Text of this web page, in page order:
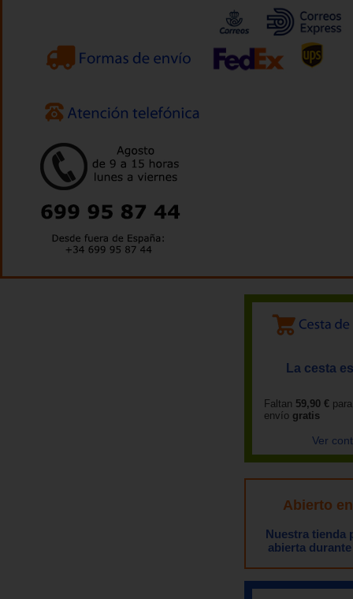
La cesta
Faltan 59,90 €
envío gratis
Ver
Abierto
Nuestra tienda
abierta